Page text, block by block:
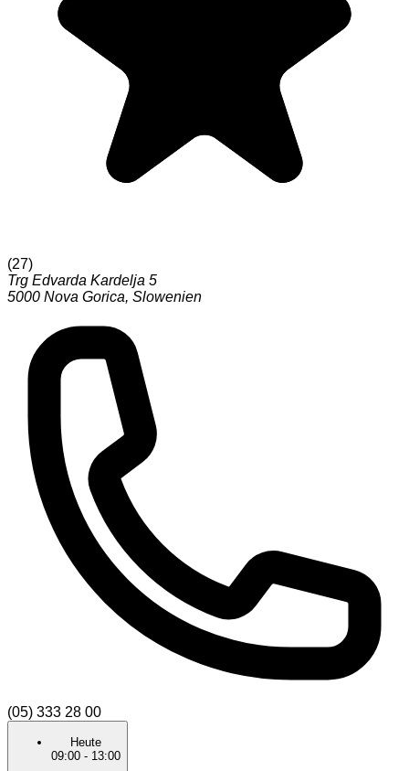
(27)
Trg Edvarda Kardelja 5
5000 Nova Gorica, Slowenien
(05) 333 28 00
Heute
09:00 - 13:00